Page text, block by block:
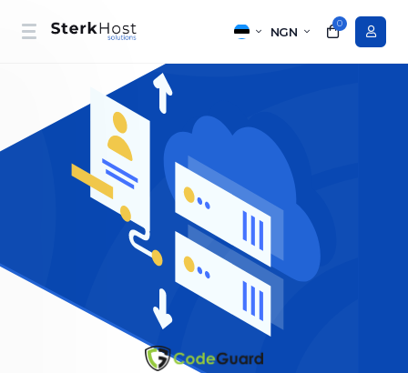
NGN
0